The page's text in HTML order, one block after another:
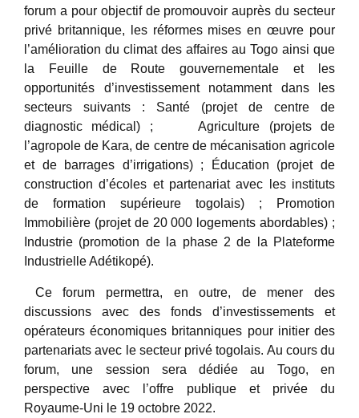
forum a pour objectif de promouvoir auprès du secteur
privé britannique, les réformes mises en œuvre pour
l’amélioration du climat des affaires au Togo ainsi que
la Feuille de Route gouvernementale et les
opportunités d’investissement notamment dans les
secteurs suivants : Santé (projet de centre de
diagnostic médical) ; Agriculture (projets de
l’agropole de Kara, de centre de mécanisation agricole
et de barrages d’irrigations) ; Éducation (projet de
construction d’écoles et partenariat avec les instituts
de formation supérieure togolais) ; Promotion
Immobilière (projet de 20 000 logements abordables) ;
Industrie (promotion de la phase 2 de la Plateforme
Industrielle Adétikopé).
Ce forum permettra, en outre, de mener des
discussions avec des fonds d’investissements et
opérateurs économiques britanniques pour initier des
partenariats avec le secteur privé togolais. Au cours du
forum, une session sera dédiée au Togo, en
perspective avec l’offre publique et privée du
Royaume-Uni le 19 octobre 2022.